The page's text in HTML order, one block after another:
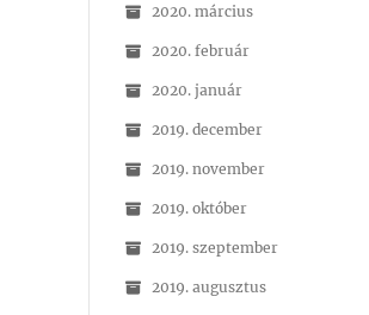
2020. március
2020. február
2020. január
2019. december
2019. november
2019. október
2019. szeptember
2019. augusztus